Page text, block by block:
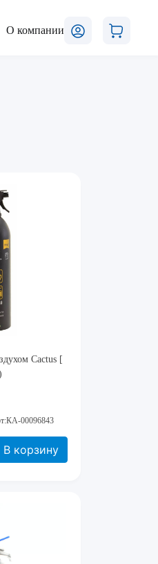
О компании
Cactus [
00096843
В корзину